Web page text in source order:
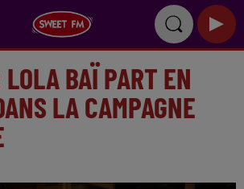
BAÏ PART EN
LA CAMPAGNE